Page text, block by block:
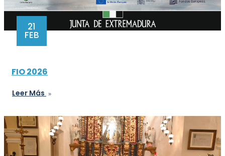
21
FEB
FIO 2026
Leer Más